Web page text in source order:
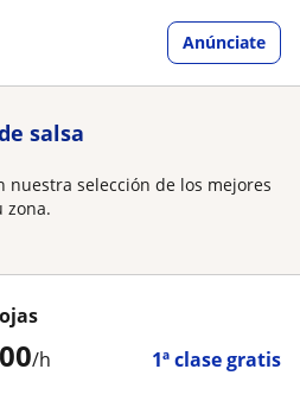
Anúnciate
salsa
nuestra selección de los mejores
zona.
/h 1ª clase gratis